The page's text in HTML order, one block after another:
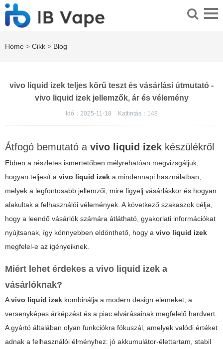
Home > Cikk > Blog
vivo liquid izek teljes körű teszt és vásárlási útmutató -
vivo liquid izek jellemzők, ár és vélemény
Idő：2025-11-18 Kattintás： 148
Átfogó bemutató a vivo liquid izek készülékről
Ebben a részletes ismertetőben mélyrehatóan megvizsgáljuk,
hogyan teljesít a vivo liquid izek a mindennapi használatban,
melyek a legfontosabb jellemzői, mire figyelj vásárláskor és hogyan
alakultak a felhasználói vélemények. A következő szakaszok célja,
hogy a leendő vásárlók számára átlátható, gyakorlati információkat
nyújtsanak, így könnyebben eldönthető, hogy a vivo liquid izek
megfelel-e az igényeiknek.
Miért lehet érdekes a vivo liquid izek a
vásárlóknak?
Avivo liquid izek kombinálja a modern design elemeket, a
versenyképes árképzést és a piac elvárásainak megfelelő hardvert.
A gyártó általában olyan funkciókra fókuszál, amelyek valódi értéket
adnak a felhasználói élményhez: jó akkumulátor-élettartam, stabil